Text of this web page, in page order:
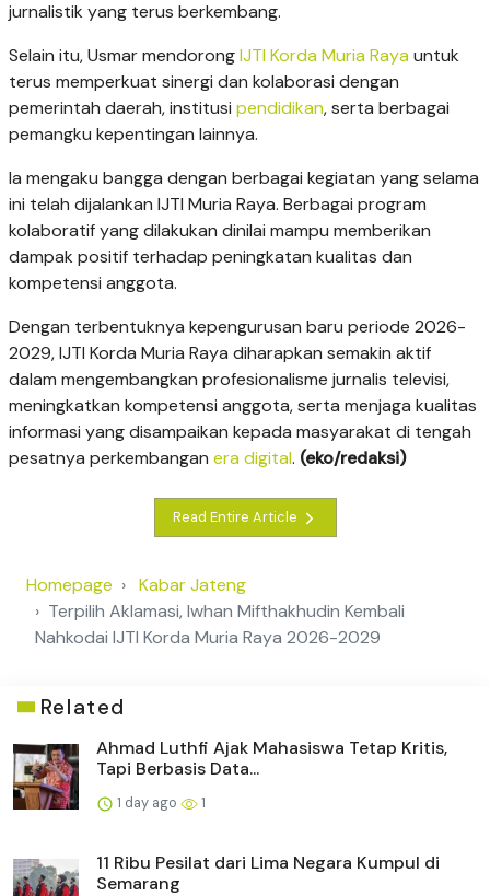
jurnalistik yang terus berkembang.
Selain itu, Usmar mendorongIJTI Korda Muria Raya untuk
terus memperkuat sinergi dan kolaborasi dengan
pemerintah daerah, institusi pendidikan, serta berbagai
pemangku kepentingan lainnya.
Ia mengaku bangga dengan berbagai kegiatan yang selama
ini telah dijalankan IJTI Muria Raya. Berbagai program
kolaboratif yang dilakukan dinilai mampu memberikan
dampak positif terhadap peningkatan kualitas dan
kompetensi anggota.
Dengan terbentuknya kepengurusan baru periode 2026-
2029, IJTI Korda Muria Raya diharapkan semakin aktif
dalam mengembangkan profesionalisme jurnalis televisi,
meningkatkan kompetensi anggota, serta menjaga kualitas
informasi yang disampaikan kepada masyarakat di tengah
pesatnya perkembangan era digital. (eko/redaksi)
Read Entire Article
Homepage
Kabar Jateng
Terpilih Aklamasi, Iwhan Mifthakhudin Kembali
Nahkodai IJTI Korda Muria Raya 2026-2029
Related
Ahmad Luthfi Ajak Mahasiswa Tetap Kritis,
Tapi Berbasis Data...
1 day ago 1
11 Ribu Pesilat dari Lima Negara Kumpul di
Semarang